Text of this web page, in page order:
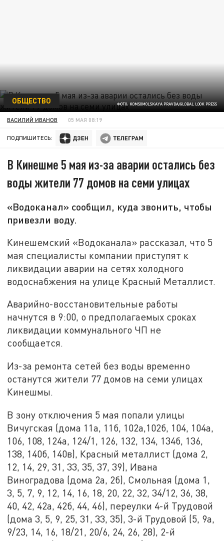
ФОТО: KOMSOMOLSKAYA PRAVDA/GLOBAL LOOK PRESS
ОБЩЕСТВО
ВАСИЛИЙ ИВАНОВ 05 МАЯ 08:19
ПОДПИШИТЕСЬ:
В Кинешме 5 мая из-за аварии остались без
воды жители 77 домов на семи улицах
«Водоканал» сообщил, куда звонить, чтобы
привезли воду.
Кинешемский «Водоканала» рассказал, что 5
мая специалисты компании приступят к
ликвидации аварии на сетях холодного
водоснабжения на улице Красный Металлист.
Аварийно-восстановительные работы
начнутся в 9:00, о предполагаемых сроках
ликвидации коммунального ЧП не
сообщается.
Из-за ремонта сетей без воды временно
останутся жители 77 домов на семи улицах
Кинешмы.
В зону отключения 5 мая попали улицы
Вичугская (дома 11а, 11б, 102а,102б, 104, 104а,
106, 108, 124а, 124/1, 126, 132, 134, 134б, 136,
138, 140б, 140в), Красный металлист (дома 2,
12, 14, 29, 31, 33, 35, 37, 39), Ивана
Виноградова (дома 2а, 2б), Смольная (дома 1,
3, 5, 7, 9, 12, 14, 16, 18, 20, 22, 32, 34/12, 36, 38,
40, 42, 42а, 42б, 44, 46), переулки 4-й Трудовой
(дома 3, 5, 9, 25, 31, 33, 35), 3-й Трудовой (5, 9а,
9/23, 14, 16, 18/21, 20/6, 24, 26, 28), 2-й